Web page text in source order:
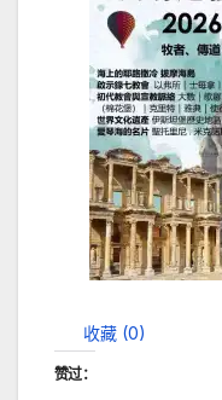
收藏 (0)
赞过：